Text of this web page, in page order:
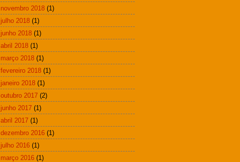
novembro 2018 (1)
julho 2018 (1)
junho 2018 (1)
abril 2018 (1)
março 2018 (1)
fevereiro 2018 (1)
janeiro 2018 (1)
outubro 2017 (2)
junho 2017 (1)
abril 2017 (1)
dezembro 2016 (1)
julho 2016 (1)
março 2016 (1)